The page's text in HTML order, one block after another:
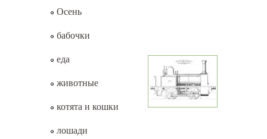
Осень
бабочки
еда
животные
котята и кошки
лошади